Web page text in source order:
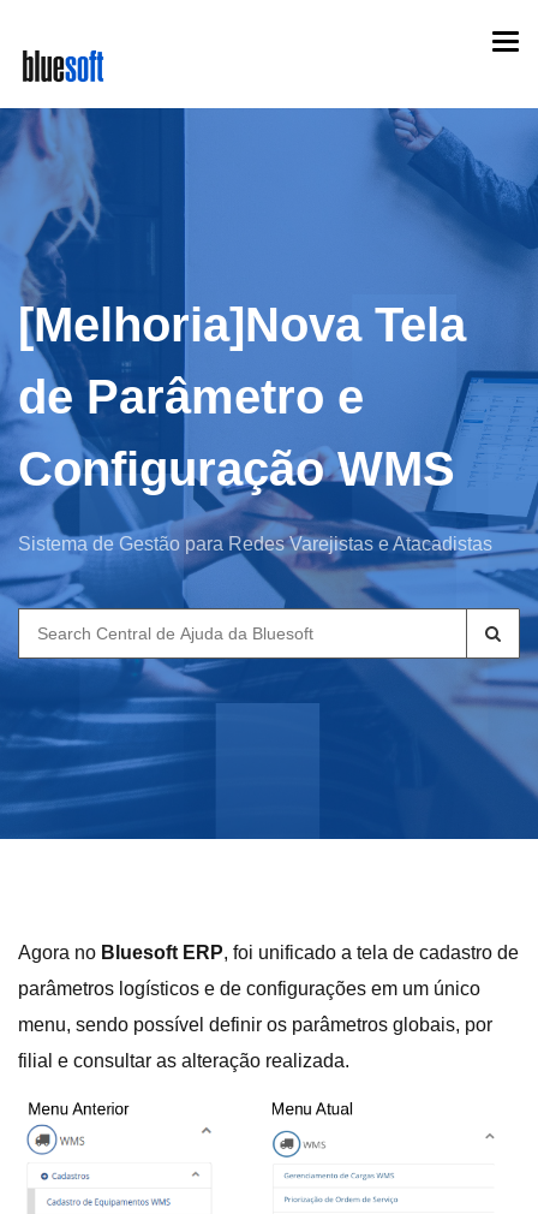
main
content
[Melhoria]Nova Tela
de Parâmetro e
Configuração WMS
Sistema de Gestão para Redes Varejistas e Atacadistas
Search
for:
Agora no Bluesoft ERP, foi unificado a tela de cadastro de
parâmetros logísticos e de configurações em um único
menu, sendo possível definir os parâmetros globais, por
filial e consultar as alteração realizada.